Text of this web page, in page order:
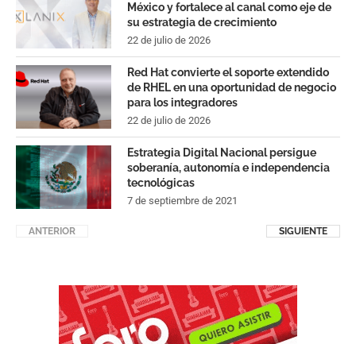
México y fortalece al canal como eje de
su estrategia de crecimiento
22 de julio de 2026
Red Hat convierte el soporte extendido
de RHEL en una oportunidad de negocio
para los integradores
22 de julio de 2026
Estrategia Digital Nacional persigue
soberanía, autonomía e independencia
tecnológicas
7 de septiembre de 2021
ANTERIOR SIGUIENTE